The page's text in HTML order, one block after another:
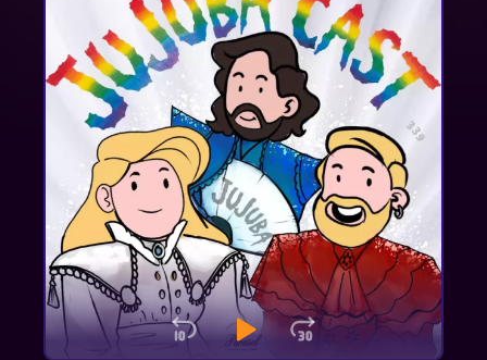
Skip Backward
Play Pause
Jump